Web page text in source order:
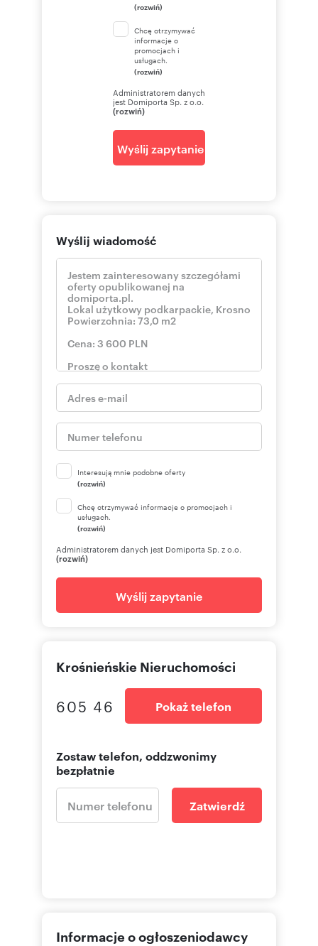
(rozwiń)
Chcę otrzymywać
informacje o
promocjach i
usługach.
(rozwiń)
Administratorem danych
jest Domiporta Sp. z o.o.
(rozwiń)
Wyślij zapytanie
Wyślij wiadomość
Interesują mnie podobne oferty
(rozwiń)
Chcę otrzymywać informacje o promocjach i
usługach.
(rozwiń)
Administratorem danych jest Domiporta Sp. z o.o.
(rozwiń)
Wyślij zapytanie
Krośnieńskie Nieruchomości
605 46 Pokaż telefon
Zostaw telefon, oddzwonimy
bezpłatnie
Zatwierdź
Informacje o ogłoszeniodawcy